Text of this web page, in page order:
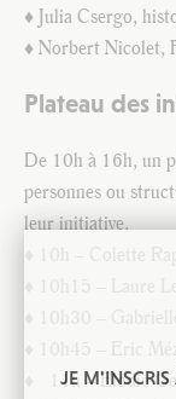
♦ Julia Csergo,
♦ Norbert Nicolet,
Plateau des
De 10h à 16h, un
personnes ou
leur initiative.
♦ 10h15 – Laure
♦ 10h30 –
♦ 11h – Elodie
JE M'INSCRIS